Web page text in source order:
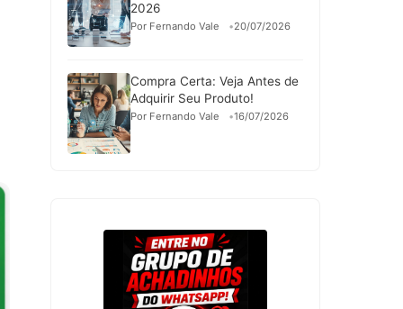
2026
Por Fernando Vale 20/07/2026
Compra Certa: Veja Antes de
Adquirir Seu Produto!
Por Fernando Vale 16/07/2026